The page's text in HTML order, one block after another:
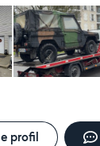
profil